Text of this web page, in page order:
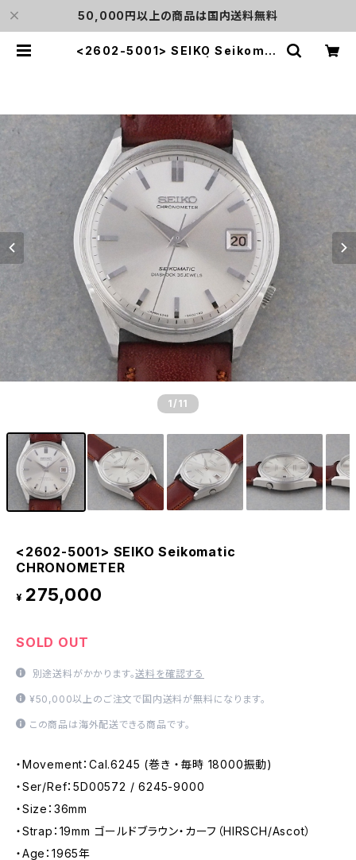
50,000円以上の商品は国内送料無料
<2602-5001> SEIKO Seikomat
1 /11
<2602-5001> SEIKO Seikomatic
CHRONOMETER
¥ 275,000
SOLD OUT
別途送料がかかります。送料を確認する
¥50,000以上のご注文で国内送料が無料になります。
この商品は海外配送できる商品です。
・Movement：Cal.6245 (巻き ・毎時 18000振動)
・Ser/Ref：5D00572 / 6245-9000
・Size：36mm
・Strap：19mm ゴールドブラウン・カーフ（HIRSCH/Ascot）
・Age：1965年